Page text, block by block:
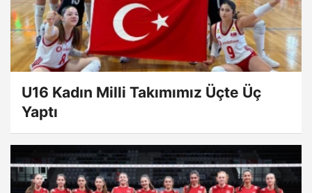
U16 Kadın Milli Takımımız Üçte Üç
Yaptı